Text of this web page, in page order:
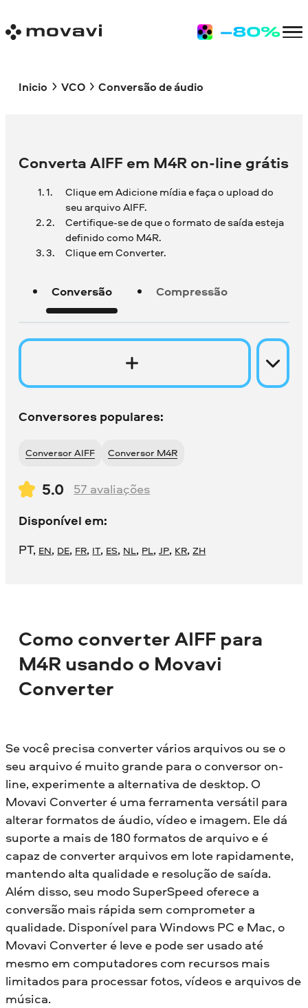
Inicio VCO Conversão de áudio
Converta AIFF em M4R on-line grátis
Clique em Adicione mídia e faça o upload do
seu arquivo AIFF.
Certifique-se de que o formato de saída esteja
definido como M4R.
Clique em Converter.
Conversão Compressão
Conversores populares:
Conversor AIFF Conversor M4R
5.0 57 avaliações
Disponível em:
PT, EN, DE, FR, IT, ES, NL, PL,JP, KR,ZH
Como converter AIFF para
M4R usando o Movavi
Converter
Se você precisa converter vários arquivos ou se o
seu arquivo é muito grande para o conversor on-
line, experimente a alternativa de desktop. O
Movavi Converter é uma ferramenta versátil para
alterar formatos de áudio, vídeo e imagem. Ele dá
suporte a mais de 180 formatos de arquivo e é
capaz de converter arquivos em lote rapidamente,
mantendo alta qualidade e resolução de saída.
Além disso, seu modo SuperSpeed oferece a
conversão mais rápida sem comprometer a
qualidade. Disponível para Windows PC e Mac, o
Movavi Converter é leve e pode ser usado até
mesmo em computadores com recursos mais
limitados para processar fotos, vídeos e arquivos de
música.